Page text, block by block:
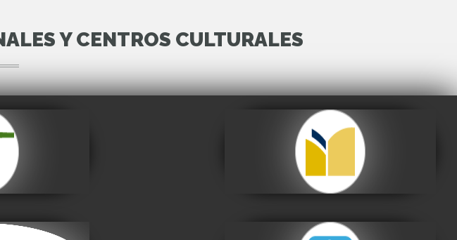
Y CENTROS CULTURALES
de
Archivo y Biblioteca
Nacionales de Bolivia
Visitar